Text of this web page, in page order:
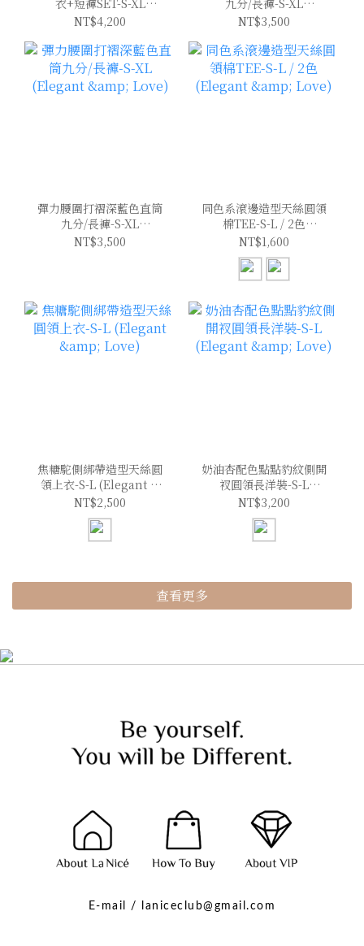
(Elegant & Love)
NT$4,200
(Elegant & Love)
NT$3,500
彈力腰圍打褶深藍色直筒
九分/長褲-S-XL
(Elegant & Love)
NT$3,500
同色系滾邊造型天絲圓領
棉TEE-S-L / 2色
(Elegant & Love)
NT$1,600
焦糖駝側綁帶造型天絲圓
領上衣-S-L (Elegant &
Love)
NT$2,500
奶油杏配色點點豹紋側開
衩圓領長洋裝-S-L
(Elegant & Love)
NT$3,200
查看更多
E-mail / laniceclub@gmail.com